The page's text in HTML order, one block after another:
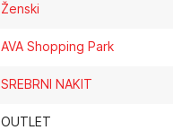
Ženski
AVA Shopping Park
SREBRNI NAKIT
OUTLET